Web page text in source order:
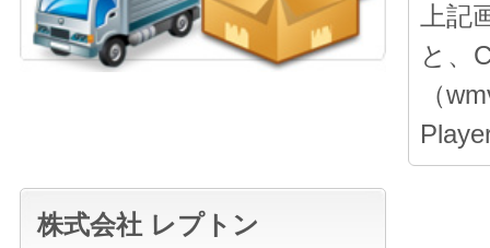
上
と、
（
株式会社 レプトン